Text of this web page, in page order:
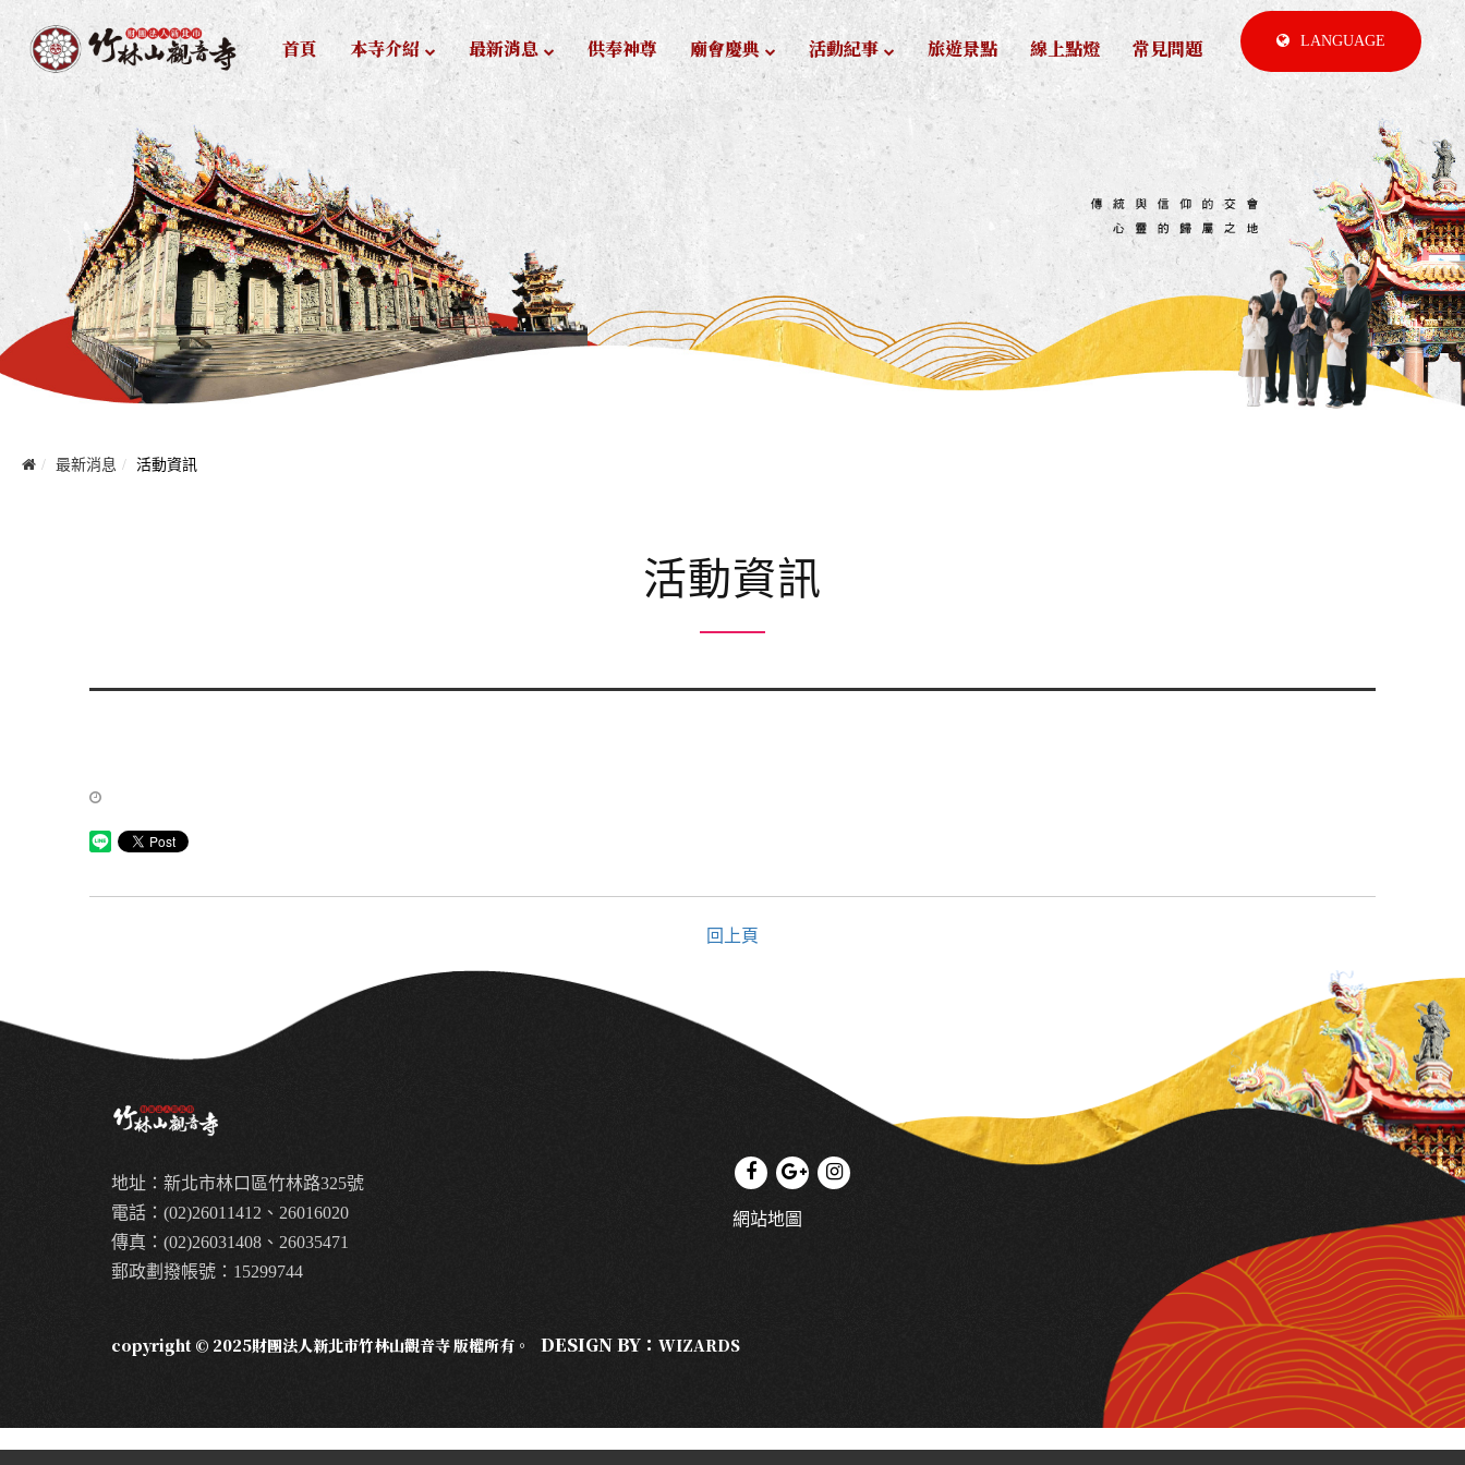
LANGUAGE
首頁 本寺介紹 最新消息 供奉神尊 廟會慶典 活動紀事 旅遊景點 線上點燈 常見問題
最新消息 活動資訊
活動資訊
回上頁
地址：新北市林口區竹林路325號
電話：(02)26011412、26016020
傳真：(02)26031408、26035471
郵政劃撥帳號：15299744
網站地圖
copyright © 2025財團法人新北市竹林山觀音寺 版權所有。 DESIGN BY： WIZARDS